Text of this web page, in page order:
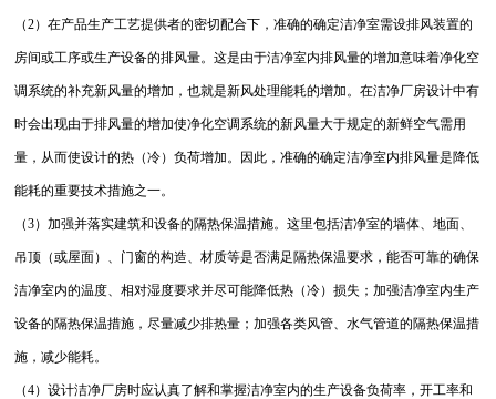
（2）在产品生产工艺提供者的密切配合下，准确的确定洁净室需设排风装置的
房间或工序或生产设备的排风量。这是由于洁净室内排风量的增加意味着净化空
调系统的补充新风量的增加，也就是新风处理能耗的增加。在洁净厂房设计中有
时会出现由于排风量的增加使净化空调系统的新风量大于规定的新鲜空气需用
量，从而使设计的热（冷）负荷增加。因此，准确的确定洁净室内排风量是降低
能耗的重要技术措施之一。
（3）加强并落实建筑和设备的隔热保温措施。这里包括洁净室的墙体、地面、
吊顶（或屋面）、门窗的构造、材质等是否满足隔热保温要求，能否可靠的确保
洁净室内的温度、相对湿度要求并尽可能降低热（冷）损失；加强洁净室内生产
设备的隔热保温措施，尽量减少排热量；加强各类风管、水气管道的隔热保温措
施，减少能耗。
（4）设计洁净厂房时应认真了解和掌握洁净室内的生产设备负荷率，开工率和